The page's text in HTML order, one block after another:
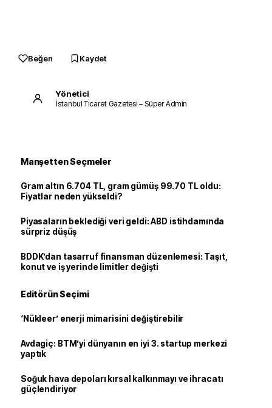
Beğen Kaydet
Yönetici
İstanbul Ticaret Gazetesi – Süper Admin
Manşetten Seçmeler
Gram altın 6.704 TL, gram gümüş 99.70 TL oldu:
Fiyatlar neden yükseldi?
Piyasaların beklediği veri geldi: ABD istihdamında
sürpriz düşüş
BDDK’dan tasarruf finansman düzenlemesi: Taşıt,
konut ve iş yerinde limitler değişti
Editörün Seçimi
‘Nükleer’ enerji mimarisini değiştirebilir
Avdagiç: BTM’yi dünyanın en iyi 3. startup merkezi
yaptık
Soğuk hava depoları kırsal kalkınmayı ve ihracatı
güçlendiriyor